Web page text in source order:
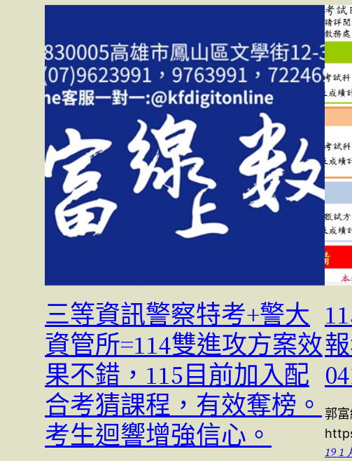
三等資訊警察特考+警大
資管所=114雙進攻方案效
果不錯，115目前加入配
合考猜課程，有效奪榜。
考生迴響增強信心。
郭
19 1